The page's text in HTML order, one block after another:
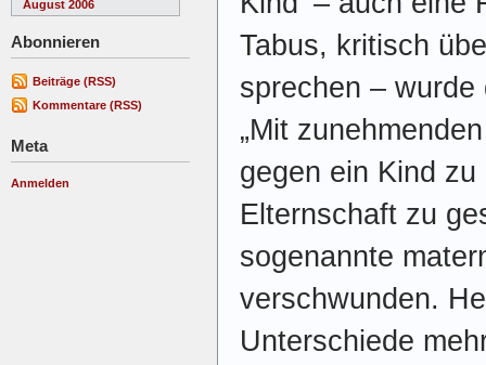
August 2006
Abonnieren
Beiträge (RSS)
Kommentare (RSS)
Meta
Anmelden
Tabus, kritisch
sprechen –
„Mit
gegen ein Kind
Elternschaft zu
sogenannte
verschwunden.
Unterschiede